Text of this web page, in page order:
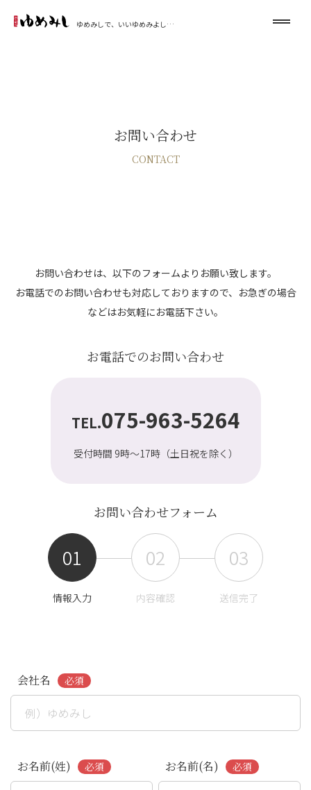
ゆめみしで、いいゆめみよし…
お問い合わせ
CONTACT
お問い合わせは、以下のフォームよりお願い致します。
お電話でのお問い合わせも対応しておりますので、お急ぎの場合
などはお気軽にお電話下さい。
お電話でのお問い合わせ
TEL.075-963-5264
受付時間 9時～17時（土日祝を除く）
お問い合わせフォーム
01
情報入力
02
内容確認
03
送信完了
会社名
お名前(姓) お名前(名)